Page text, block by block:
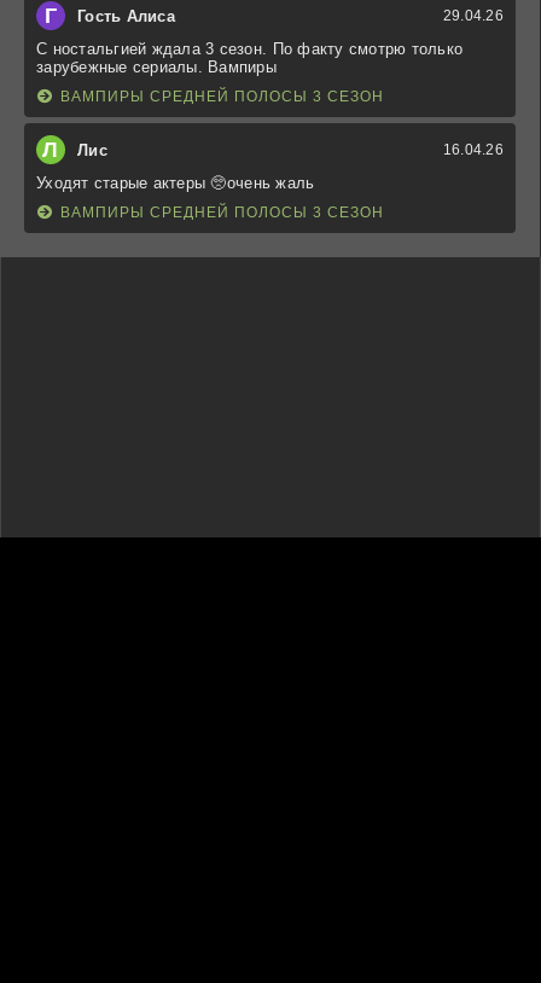
Г Гость Алиса 29.04.26
С ностальгией ждала 3 сезон. По факту смотрю только
зарубежные сериалы. Вампиры
ВАМПИРЫ СРЕДНЕЙ ПОЛОСЫ 3 СЕЗОН
Л Лис 16.04.26
Уходят старые актеры 🥺очень жаль
ВАМПИРЫ СРЕДНЕЙ ПОЛОСЫ 3 СЕЗОН